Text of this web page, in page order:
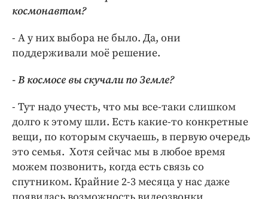
космонавтом?
- А у них выбора не было. Да, они
поддерживали моё решение.
- В космосе вы скучали по Земле?
- Тут надо учесть, что мы все-таки слишком
долго к этому шли. Есть какие-то конкретные
вещи, по которым скучаешь, в первую очередь
это семья. Хотя сейчас мы в любое время
можем позвонить, когда есть связь со
спутником. Крайние 2-3 месяца у нас даже